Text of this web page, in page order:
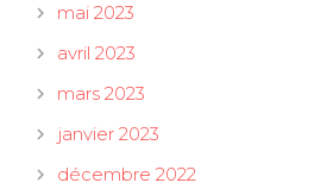
mai 2023
avril 2023
mars 2023
janvier 2023
décembre 2022